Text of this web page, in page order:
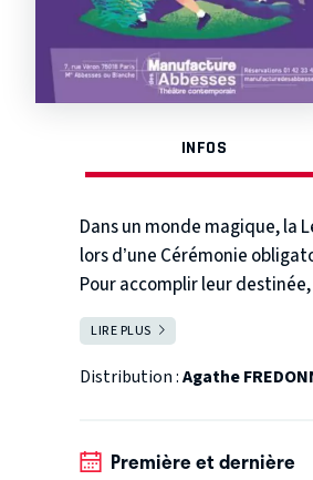
INFOS
Dans un monde magique, la
lors d’une Cérémonie
Pour accomplir leur
Piouf, qui voyage dans le
au temps des sorcières !
LIRE PLUS
Distribution :Agathe
Première et dernière